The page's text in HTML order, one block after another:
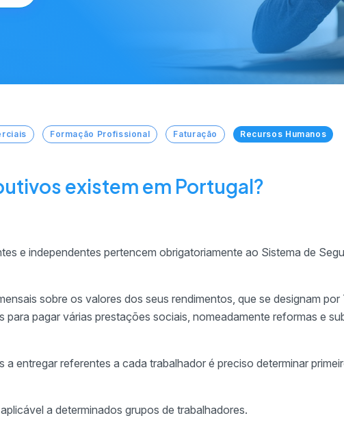
Formação Profissional Faturação
Recursos Humanos
existem em Portugal?
e independentes pertencem obrigatoriamente ao Sistema de
sobre os valores dos seus rendimentos, que se designam por
pagar várias prestações sociais, nomeadamente reformas e
entregar referentes a cada trabalhador é preciso determinar
a determinados grupos de trabalhadores.